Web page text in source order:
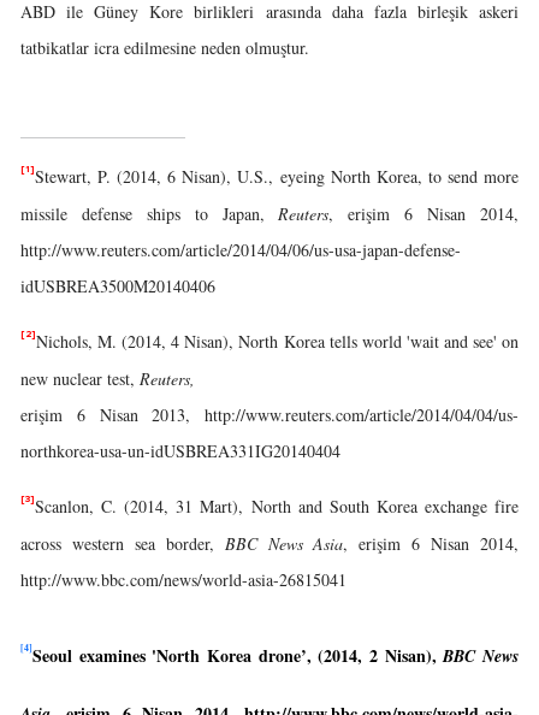
ABD ile Güney Kore birlikleri arasında daha fazla birleşik askeri
tatbikatlar icra edilmesine neden olmuştur.
[1] Stewart, P. (2014, 6 Nisan), U.S., eyeing North Korea, to send more
missile defense ships to Japan,Reuters, erişim 6 Nisan 2014,
http://www.reuters.com/article/2014/04/06/us-usa-japan-defense-
idUSBREA3500M20140406
[2] Nichols, M. (2014, 4 Nisan), North Korea tells world 'wait and see' on
new nuclear test, Reuters,
erişim 6 Nisan 2013, http://www.reuters.com/article/2014/04/04/us-
northkorea-usa-un-idUSBREA331IG20140404
[3] Scanlon, C. (2014, 31 Mart), North and South Korea exchange fire
across western sea border, BBC News Asia, erişim 6 Nisan 2014,
http://www.bbc.com/news/world-asia-26815041
[4]Seoul examines 'North Korea drone’, (2014, 2 Nisan),BBC News